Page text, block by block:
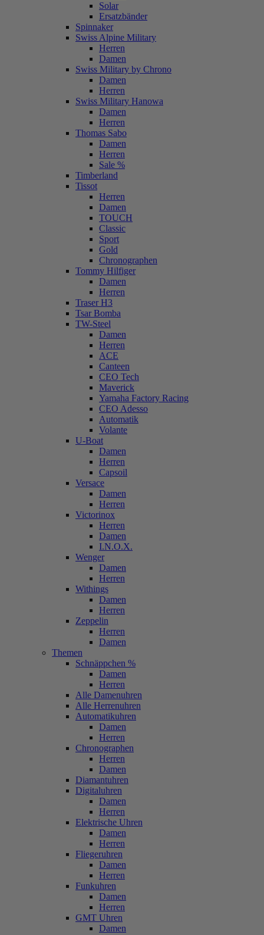
Solar
Ersatzbänder
Spinnaker
Swiss Alpine Military
Herren
Damen
Swiss Military by Chrono
Damen
Herren
Swiss Military Hanowa
Damen
Herren
Thomas Sabo
Damen
Herren
Sale %
Timberland
Tissot
Herren
Damen
TOUCH
Classic
Sport
Gold
Chronographen
Tommy Hilfiger
Damen
Herren
Traser H3
Tsar Bomba
TW-Steel
Damen
Herren
ACE
Canteen
CEO Tech
Maverick
Yamaha Factory Racing
CEO Adesso
Automatik
Volante
U-Boat
Damen
Herren
Capsoil
Versace
Damen
Herren
Victorinox
Herren
Damen
I.N.O.X.
Wenger
Damen
Herren
Withings
Damen
Herren
Zeppelin
Herren
Damen
Themen
Schnäppchen %
Damen
Herren
Alle Damenuhren
Alle Herrenuhren
Automatikuhren
Damen
Herren
Chronographen
Herren
Damen
Diamantuhren
Digitaluhren
Damen
Herren
Elektrische Uhren
Damen
Herren
Fliegeruhren
Damen
Herren
Funkuhren
Damen
Herren
GMT Uhren
Damen